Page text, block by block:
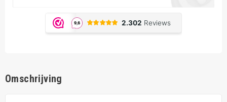
Omschrijving